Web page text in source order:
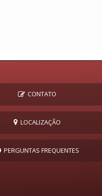
CONTATO
LOCALIZAÇÃO
PERGUNTAS FREQUENTES